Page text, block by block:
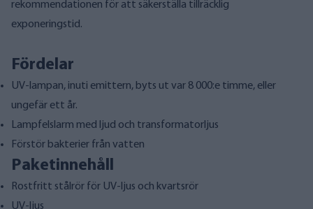
rekommendationen för att säkerställa tillräcklig
exponeringstid.
Fördelar
UV-lampan, inuti emittern, byts ut var 8 000:e timme, eller
ungefär ett år.
Lampfelslarm med ljud och transformatorljus
Förstör bakterier från vatten
Paketinnehåll
Rostfritt stålrör för UV-ljus och kvartsrör
UV-ljus